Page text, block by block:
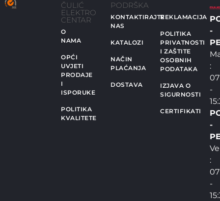
ČULIĆ
ELEKTRO
CENTAR
O
NAMA
OPĆI
UVJETI
PRODAJE
I
ISPORUKE
POLITIKA
KVALITETE
PODRŠKA
KONTAKTIRAJTE
NAS
KATALOZI
NAČIN
PLAĆANJA
DOSTAVA
REKLAMACIJA
POLITIKA
PRIVATNOSTI
I ZAŠTITE
OSOBNIH
PODATAKA
IZJAVA O
SIGURNOSTI
CERTIFIKATI
-
:
-
-
:
-